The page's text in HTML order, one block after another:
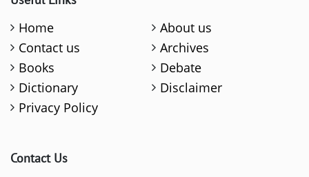
Home
About us
Contact us
Archives
Books
Debate
Dictionary
Disclaimer
Privacy Policy
Contact Us